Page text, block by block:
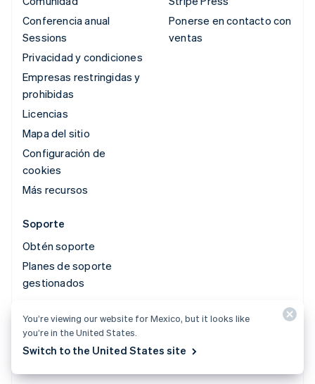
Conferencia anual
Sessions
Privacidad y condiciones
Empresas restringidas y
prohibidas
Licencias
Mapa del sitio
Configuración de
cookies
Más recursos
Ponerse en contacto con
ventas
Soporte
Obtén soporte
Planes de soporte
gestionados
© 2026 Stripe, LLC
You’re viewing our website for Mexico, but it looks like
you’re in the United States.
Switch to the United States site